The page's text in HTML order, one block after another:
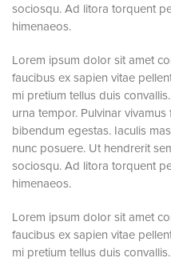
sociosqu. Ad litora torquent
himenaeos.
Lorem ipsum dolor sit amet
faucibus ex sapien vitae
mi pretium tellus duis
urna tempor. Pulvinar
bibendum egestas. Iaculis
nunc posuere. Ut hendrerit
sociosqu. Ad litora torquent
himenaeos.
Lorem ipsum dolor sit amet
faucibus ex sapien vitae
mi pretium tellus duis